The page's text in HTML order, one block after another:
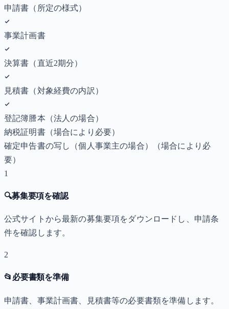
申請書（所定の様式）
事業計画書
決算書（直近2期分）
見積書（対象経費の内訳）
登記簿謄本（法人の場合）
納税証明書（場合により必要）
確定申告書の写し（個人事業主の場合）
（場合により必
要）
1
🔍募集要項を確認
公式サイトから最新の募集要項をダウンロードし、申請条
件を確認します。
2
📂 必要書類を準備
申請書、事業計画書、見積書等の必要書類を準備します。